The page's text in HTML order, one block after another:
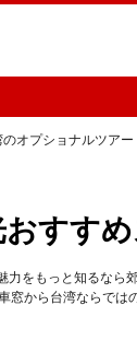
のオプショナルツアー
すす
をもっと知るなら
から台湾ならでは